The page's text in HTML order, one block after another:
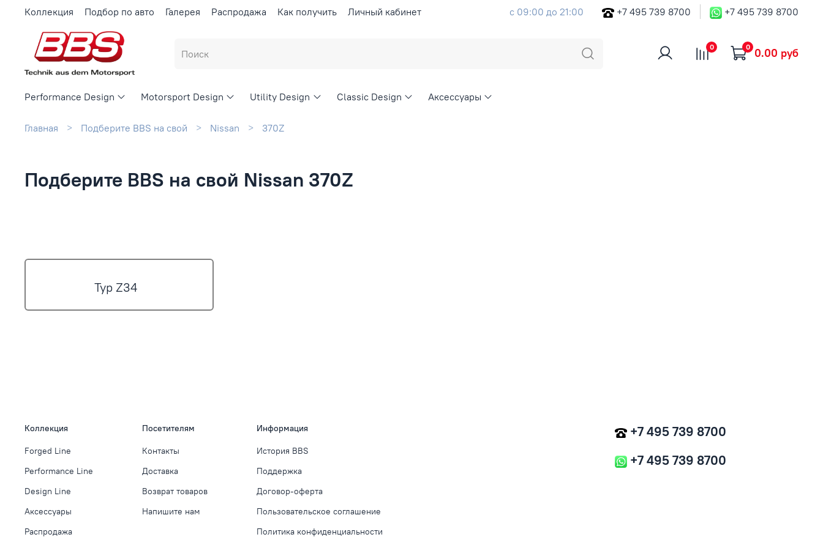
Коллекция Подбор по авто Галерея Распродажа Как получить Личный кабинет с 09:00 до 21:00 +7 495 739 8700 +7 495 739 8700
0 0 0.00 руб
Performance Design Motorsport Design Utility Design Classic Design Аксессуары
Главная Подберите BBS на свой Nissan 370Z
Подберите BBS на свой Nissan 370Z
Typ Z34
Коллекция
Forged Line
Performance Line
Design Line
Аксессуары
Распродажа
Посетителям
Контакты
Доставка
Возврат товаров
Напишите нам
Информация
История BBS
Поддержка
Договор-оферта
Пользовательское соглашение
Политика конфиденциальности
+7 495 739 8700
+7 495 739 8700